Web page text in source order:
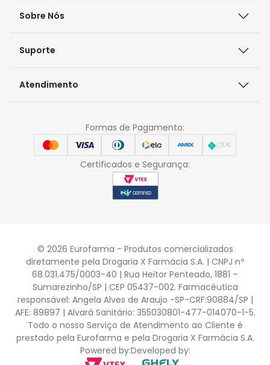
Sobre Nós
Suporte
Atendimento
Formas de Pagamento:
Certificados e Segurança:
© 2026 Eurofarma - Produtos comercializados
diretamente pela Drogaria X Farmácia S.A. | CNPJ nº
68.031.475/0003-40 | Rua Heitor Penteado, 1881 –
Sumarezinho/SP | CEP 05437-002. Farmacêutica
responsável: Angela Alves de Araujo -SP-CRF:90884/SP |
AFE: 89897 | Alvará Sanitário: 355030801-477-014070-1-5.
Todo o nosso Serviço de Atendimento ao Cliente é
prestado pela Eurofarma e pela Drogaria X Farmácia S.A.
Powered by:Developed by: